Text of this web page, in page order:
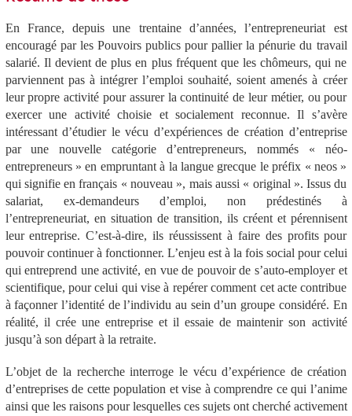
En France, depuis une trentaine d’années, l’entrepreneuriat est
encouragé par les Pouvoirs publics pour pallier la pénurie du travail
salarié. Il devient de plus en plus fréquent que les chômeurs, qui ne
parviennent pas à intégrer l’emploi souhaité, soient amenés à créer
leur propre activité pour assurer la continuité de leur métier, ou pour
exercer une activité choisie et socialement reconnue. Il s’avère
intéressant d’étudier le vécu d’expériences de création d’entreprise
par une nouvelle catégorie d’entrepreneurs, nommés « néo-
entrepreneurs » en empruntant à la langue grecque le préfix « neos »
qui signifie en français « nouveau », mais aussi « original ». Issus du
salariat, ex-demandeurs d’emploi, non prédestinés à
l’entrepreneuriat, en situation de transition, ils créent et pérennisent
leur entreprise. C’est-à-dire, ils réussissent à faire des profits pour
pouvoir continuer à fonctionner. L’enjeu est à la fois social pour celui
qui entreprend une activité, en vue de pouvoir de s’auto-employer et
scientifique, pour celui qui vise à repérer comment cet acte contribue
à façonner l’identité de l’individu au sein d’un groupe considéré. En
réalité, il crée une entreprise et il essaie de maintenir son activité
jusqu’à son départ à la retraite.
L’objet de la recherche interroge le vécu d’expérience de création
d’entreprises de cette population et vise à comprendre ce qui l’anime
ainsi que les raisons pour lesquelles ces sujets ont cherché activement